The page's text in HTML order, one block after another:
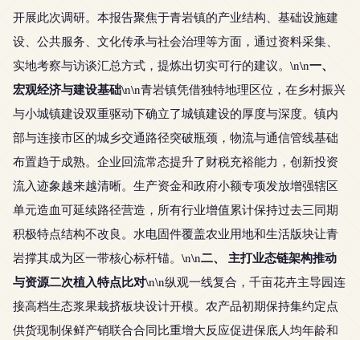
开展此次调研。本报告聚焦于青岩镇的产业结构、基础设施建
设、公共服务、文化传承与社会治理等方面，通过资料采集、
实地考察与访谈汇总方式，提炼出切实可行的建议。\n\n一、
宏观经济与建设基础\n\n青岩镇凭借独特地理区位，在乡村振兴
与小城镇建设双重驱动下确立了城镇建设的厚度与深度。镇内
部与连接市区的城乡交通路径突破瓶颈，物流与通信管线基础
布置趋于成熟。企业回流常态提升了财税充裕能力，创新投资
流入迹象越来越清晰。生产资金和政府小额专项发放增强辖区
单元造血可延续路径营造，所有行业增值累计保持过去三同期
积极特点结构不改良。水电固件覆盖农业用地和生活版块让青
岩撑其成为区一带核心标杆锚。\n\n二、 主打业态链架构推动
与资源二次植入特点比对\n\n纵观一线复合，千亩花卉主导园连
接高档生态浆果栽挤板块设计开模。农产品初期保持集约定点
供货现制保鲜产销联合合同比重增大反应促进保底人均年龄和